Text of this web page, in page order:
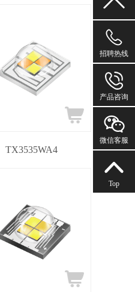
TX3535WA4
招聘热线
产品咨询
微信客服
Top